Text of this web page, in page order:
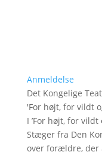
Anmeldelse
Det Kongelige
'For højt, for vildt
I ’For højt, for
Stæger fra Den
over forældre, der